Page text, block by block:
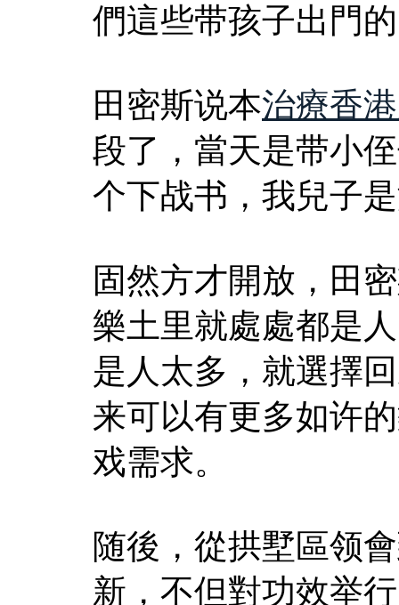
們這些带孩子出門
田密斯说本治療香
段了，當天是带小
个下战书，我兒子
固然方才開放，田
樂土里就處處都是
是人太多，就選擇
来可以有更多如许
戏需求。
随後，從拱墅區领
新，不但對功效举